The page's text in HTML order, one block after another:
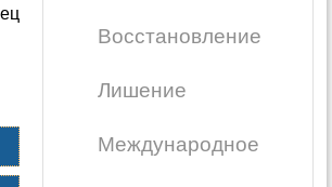
Восстановление
Лишение
Международное